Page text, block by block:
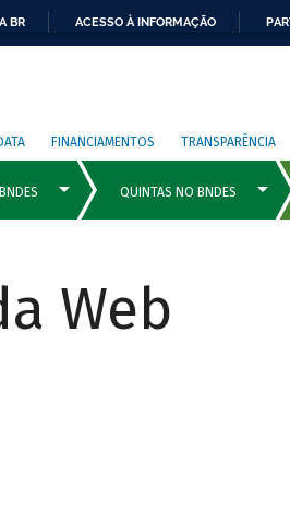
BR ACESSO À INFORMAÇÃO
FINANCIAMENTOS TRANSPARÊNCIA
Web